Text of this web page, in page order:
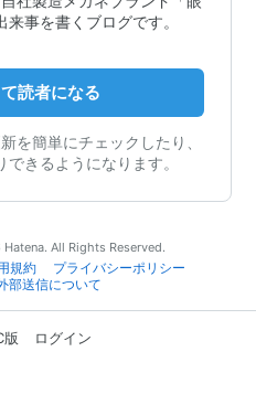
事を書くブログです。
読者になる
を簡単にチェックしたり、
きるようになります。
All Rights Reserved.
規約
プライバシーポリシー
部送信について
版 ログイン